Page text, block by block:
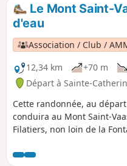
Le Mont Saint-
d'eau
Association / Club /
12,34 km
+70 m
Départ à Sainte-
Cette randonnée, au
conduira au Mont Saint-
Filatiers, non loin de la